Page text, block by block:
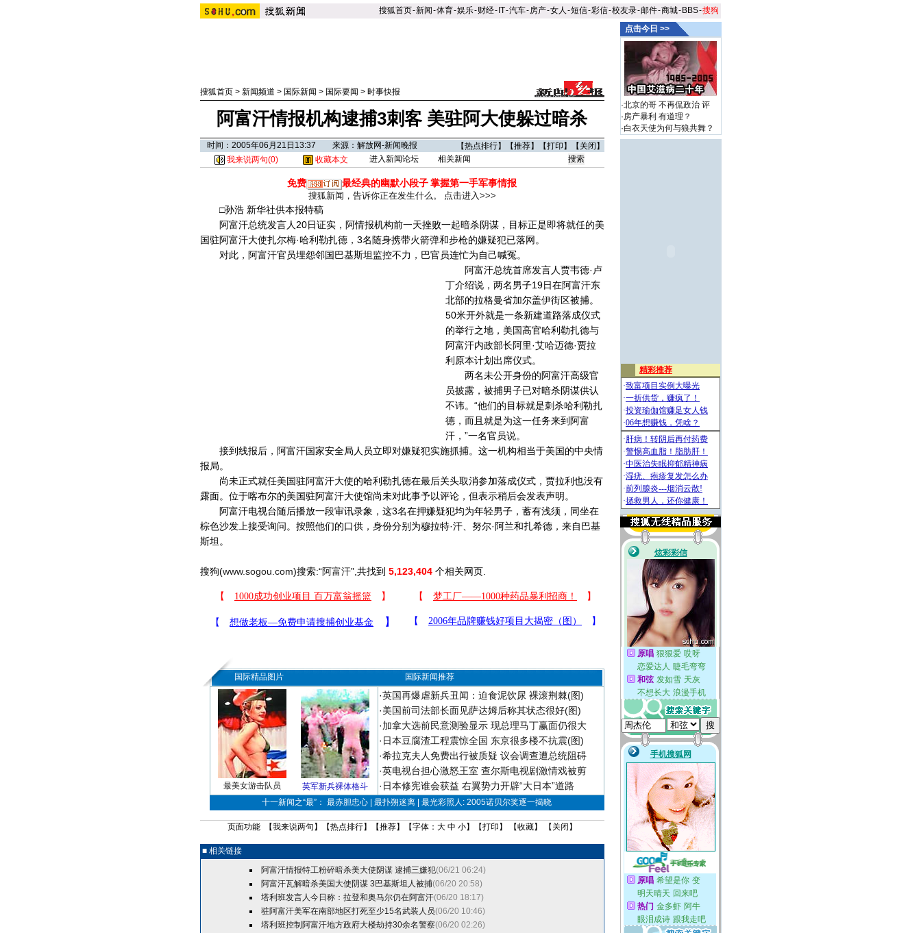
搜狐首页-新闻-体育-娱乐-财经- IT-汽车-房产-女人 -短信-彩信-校友录-邮件-商城- BBS-搜狗
搜狐首页> 新闻频道 > 国际新闻 > 国际要闻 > 时事快报
阿富汗情报机构逮捕3刺客 美驻阿大使躲过暗杀
时间：2005年06月21日13:37 来源：解放网-新闻晚报 【热点排行】【推荐】【打印 】【 关闭 】
我来说两句(0) 收藏本文 进入新闻论坛 相关新闻
免费 最经典的幽默小段子掌握第一手军事情报
搜狐新闻，告诉你正在发生什么。 点击进入>>>
□孙浩 新华社供本报特稿
阿富汗总统发言人20日证实，阿情报机构前一天挫败一起暗杀阴谋，目标正是即将就任的美
国驻阿富汗大使扎尔梅·哈利勒扎德，3名随身携带火箭弹和步枪的嫌疑犯已落网。
对此，阿富汗官员埋怨邻国巴基斯坦监控不力，巴官员连忙为自己喊冤。
阿富汗总统首席发言人贾韦德·卢
丁介绍说，两名男子19日在阿富汗东
北部的拉格曼省加尔盖伊街区被捕。
50米开外就是一条新建道路落成仪式
的举行之地，美国高官哈利勒扎德与
阿富汗内政部长阿里·艾哈迈德·贾拉
利原本计划出席仪式。
两名未公开身份的阿富汗高级官
员披露，被捕男子已对暗杀阴谋供认
不讳。“他们的目标就是刺杀哈利勒扎
德，而且就是为这一任务来到阿富
汗，”一名官员说。
接到线报后，阿富汗国家安全局人员立即对嫌疑犯实施抓捕。这一机构相当于美国的中央情
报局。
尚未正式就任美国驻阿富汗大使的哈利勒扎德在最后关头取消参加落成仪式，贾拉利也没有
露面。位于喀布尔的美国驻阿富汗大使馆尚未对此事予以评论，但表示稍后会发表声明。
阿富汗电视台随后播放一段审讯录象，这3名在押嫌疑犯均为年轻男子，蓄有浅须，同坐在
棕色沙发上接受询问。按照他们的口供，身份分别为穆拉特·汗、努尔·阿兰和扎希德，来自巴基
斯坦。
搜狗(www.sogou.com)搜索:“阿富汗”,共找到 5,123,404 个相关网页.
国际精品图片 国际新闻推荐
最美女游击队员 英军新兵裸体格斗
·英国再爆虐新兵丑闻：迫食泥饮尿 裸滚荆棘(图)
·美国前司法部长面见萨达姆后称其状态很好(图)
·加拿大选前民意测验显示 现总理马丁赢面仍很大
· 日本豆腐渣工程震惊全国 东京很多楼不抗震(图)
·希拉克夫人免费出行被质疑 议会调查遭总统阻碍
·英电视台担心激怒王室 查尔斯电视剧激情戏被剪
· 日本修宪谁会获益 右翼势力开辟“大日本”道路
十一新闻之“最”： 最赤胆忠心 | 最扑朔迷离 | 最光彩照人: 2005诺贝尔奖逐一揭晓
页面功能 【我来说两句 】【热点排行】【推荐】【字体： 大 中 小】【打印 】 【收藏】 【 关闭 】
■ 相关链接
阿富汗情报特工粉碎暗杀美大使阴谋 逮捕三嫌犯(06/21 06:24)
阿富汗瓦解暗杀美国大使阴谋 3巴基斯坦人被捕(06/20 20:58)
塔利班发言人今日称：拉登和奥马尔仍在阿富汗(06/20 18:17)
驻阿富汗美军在南部地区打死至少15名武装人员(06/20 10:46)
塔利班控制阿富汗地方政府大楼劫持30余名警察(06/20 02:26)
点击今日 >>
·北京的哥 不再侃政治 评
·房产暴利 有道理？
·白衣天使为何与狼共舞？